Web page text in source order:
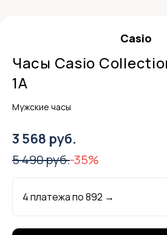
Casio
Часы Casio
1A
Мужские часы
3 568 руб.
5 490 руб.-35%
4 платежа по892 →